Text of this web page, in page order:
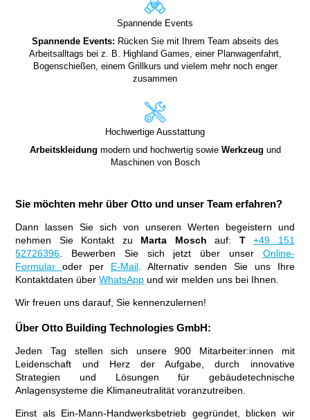
Spannende Events
Spannende Events: Rücken Sie mit Ihrem Team abseits des
Arbeitsalltags bei z. B. Highland Games, einer Planwagenfahrt,
Bogenschießen, einem Grillkurs und vielem mehr noch enger
zusammen
Hochwertige Ausstattung
Arbeitskleidung modern und hochwertig sowie Werkzeug und
Maschinen von Bosch
Sie möchten mehr über Otto und unser Team erfahren?
Dann lassen Sie sich von unseren Werten begeistern und
nehmen Sie Kontakt zu Marta Mosch auf: T
+49 151
52726396 . Bewerben Sie sich jetzt über unser Online-
Formularoder per E-Mail. Alternativ senden Sie uns Ihre
Kontaktdaten überWhatsApp und wir melden uns bei Ihnen.
Wir freuen uns darauf, Sie kennenzulernen!
Über Otto Building Technologies GmbH:
Jeden Tag stellen sich unsere 900 Mitarbeiter:innen mit
Leidenschaft und Herz der Aufgabe, durch innovative
Strategien und Lösungen für gebäudetechnische
Anlagensysteme die Klimaneutralität voranzutreiben.
Einst als Ein-Mann-Handwerksbetrieb gegründet, blicken wir